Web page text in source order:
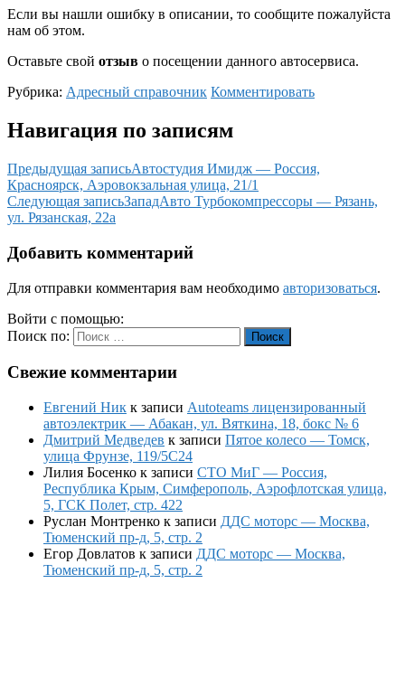
Если вы нашли ошибку в описании, то сообщите пожалуйста
нам об этом.
Оставьте свой отзыв о посещении данного автосервиса.
Рубрика: Адресный справочник Комментировать
Навигация по записям
Предыдущая записьАвтостудия Имидж — Россия,
Красноярск, Аэровокзальная улица, 21/1
Следующая записьЗападАвто Турбокомпрессоры — Рязань,
ул. Рязанская, 22а
Добавить комментарий
Для отправки комментария вам необходимо авторизоваться.
Войти с помощью:
Поиск по:
Поиск
Свежие комментарии
Евгений Ник к записи Autoteams лицензированный
автоэлектрик — Абакан, ул. Вяткина, 18, бокс № 6
Дмитрий Медведев к записи Пятое колесо — Томск,
улица Фрунзе, 119/5С24
Лилия Босенко к записи СТО МиГ — Россия,
Республика Крым, Симферополь, Аэрофлотская улица,
5, ГСК Полет, стр. 422
Руслан Монтренко к записи ДДС моторс — Москва,
Тюменский пр-д, 5, стр. 2
Егор Довлатов к записи ДДС моторс — Москва,
Тюменский пр-д, 5, стр. 2